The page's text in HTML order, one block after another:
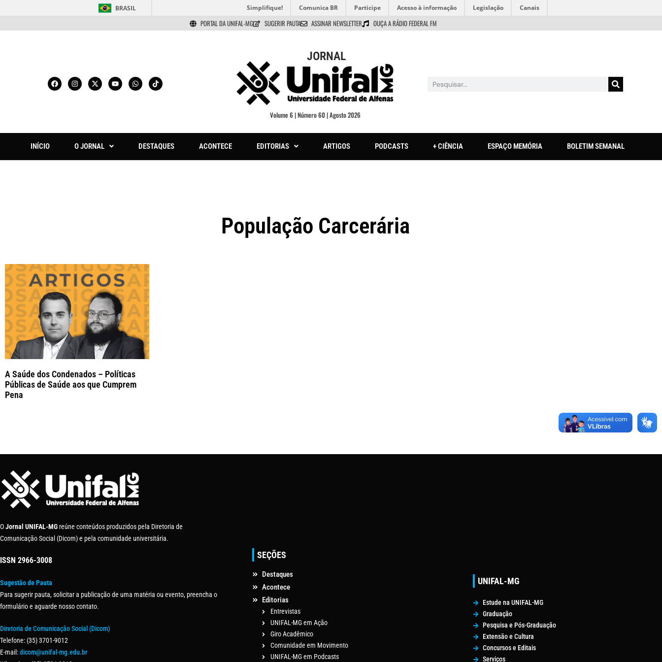
BRASIL Simplifique! Comunica BR Participe Acesso à informação Legislação Canais
PORTAL DA UNIFAL-MG SUGERIR PAUTA ASSINAR NEWSLETTER OUÇA A RÁDIO FEDERAL FM
JORNAL
Volume 6 | Número 60 | Agosto 2026
INÍCIO O JORNAL DESTAQUES ACONTECE EDITORIAS ARTIGOS PODCASTS + CIÊNCIA ESPAÇO MEMÓRIA BOLETIM SEMANAL
População Carcerária
A Saúde dos Condenados – Políticas
Públicas de Saúde aos que Cumprem
Pena
OJornal UNIFAL-MG reúne conteúdos produzidos pela Diretoria de
Comunicação Social (Dicom) e pela comunidade universitária.
ISSN 2966-3008
Sugestão de Pauta
Para sugerir pauta, solicitar a publicação de uma matéria ou evento, preencha o
formulário e aguarde nosso contato.
Diretoria de Comunicação Social (Dicom)
Telefone: (35) 3701-9012
E-mail:dicom@unifal-mg.edu.br
SEÇÕES
Destaques
Acontece
Editorias
Entrevistas
UNIFAL-MG em Ação
Giro Acadêmico
Comunidade em Movimento
UNIFAL-MG em Podcasts
UNIFAL-MG
Estude na UNIFAL-MG
Graduação
Pesquisa e Pós-Graduação
Extensão e Cultura
Concursos e Editais
Serviços